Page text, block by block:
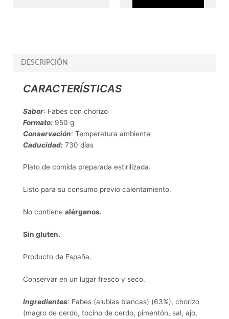
DESCRIPCIÓN
CARACTERÍSTICAS
Sabor: Fabes con chorizo
Formato: 950 g
Conservación: Temperatura ambiente
Caducidad: 730 días
Plato de comida preparada estirilizada.
Listo para su consumo previo calentamiento.
No contiene alérgenos.
Sin gluten.
Producto de España.
Conservar en un lugar fresco y seco.
Ingredientes: Fabes (alubias blancas) (63%), chorizo
(magro de cerdo, tocino de cerdo, pimentón, sal, ajo,